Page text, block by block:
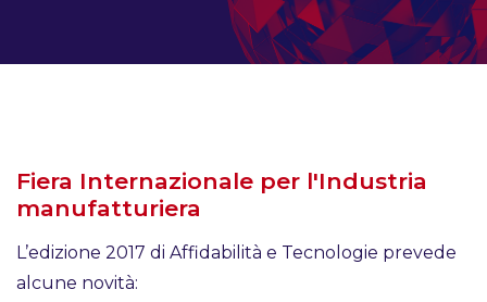
Fiera Internazionale per l'Industria
manufatturiera
L’edizione 2017 di Affidabilità e Tecnologie prevede
alcune novità: